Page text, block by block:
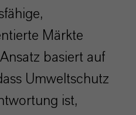
Märkte
basiert auf
Umweltschutz
ist,